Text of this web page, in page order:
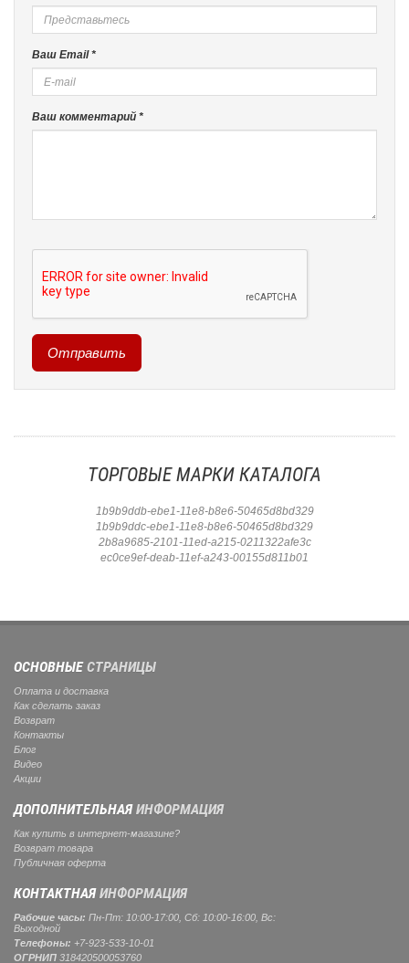
Ваш Email *
Ваш комментарий *
ТОРГОВЫЕ МАРКИ КАТАЛОГА
1b9b9ddb-ebe1-11e8-b8e6-50465d8bd329
1b9b9ddc-ebe1-11e8-b8e6-50465d8bd329
2b8a9685-2101-11ed-a215-0211322afe3c
ec0ce9ef-deab-11ef-a243-00155d811b01
ОСНОВНЫЕСТРАНИЦЫ
Оплата и доставка
Как сделать заказ
Возврат
Контакты
Блог
Видео
Акции
ДОПОЛНИТЕЛЬНАЯИНФОРМАЦИЯ
Как купить в интернет-магазине?
Возврат товара
Публичная оферта
КОНТАКТНАЯИНФОРМАЦИЯ
Рабочие часы: Пн-Пт: 10:00-17:00, Сб: 10:00-16:00, Вс:
Выходной
Телефоны: +7-923-533-10-01
ОГРНИП 318420500053760